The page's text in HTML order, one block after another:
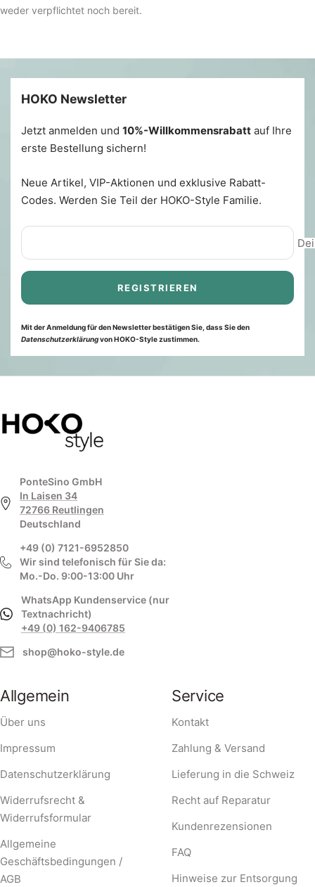
weder verpflichtet noch bereit.
HOKO Newsletter
Jetzt anmelden und 10%-Willkommensrabatt auf Ihre
erste Bestellung sichern!
Neue Artikel, VIP-Aktionen und exklusive Rabatt-
Codes. Werden Sie Teil der HOKO-Style Familie.
REGISTRIEREN
Mit der Anmeldung für den Newsletter bestätigen Sie, dass Sie den
Datenschutzerklärungvon HOKO-Style zustimmen.
PonteSino GmbH
In Laisen 34
72766 Reutlingen
Deutschland
+49 (0) 7121-6952850
Wir sind telefonisch für Sie da:
Mo.-Do. 9:00-13:00 Uhr
WhatsApp Kundenservice (nur
Textnachricht)
+49 (0) 162-9406785
shop@hoko-style.de
Allgemein
Über uns
Impressum
Datenschutzerklärung
Widerrufsrecht &
Widerrufsformular
Allgemeine
Geschäftsbedingungen /
AGB
Service
Kontakt
Zahlung & Versand
Lieferung in die Schweiz
Recht auf Reparatur
Kundenrezensionen
FAQ
Hinweise zur Entsorgung